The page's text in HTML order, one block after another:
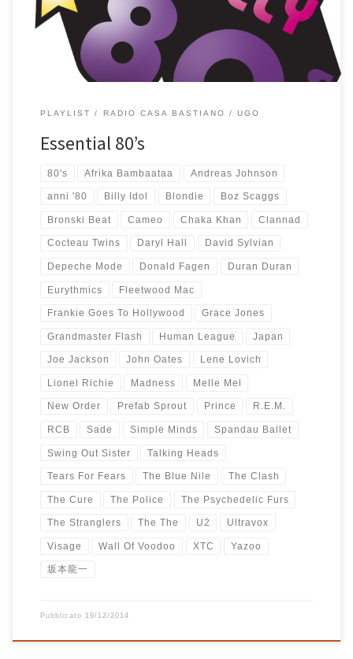
ricordi dei mitici anni 80. […]
PLAYLIST RADIO CASA BASTIANO UGO
Essential 80’s
80's Afrika Bambaataa Andreas Johnson
anni '80 Billy Idol Blondie Boz Scaggs
Bronski Beat Cameo Chaka Khan Clannad
Cocteau Twins Daryl Hall David Sylvian
Depeche Mode Donald Fagen Duran Duran
Eurythmics Fleetwood Mac
Frankie Goes To Hollywood Grace Jones
Grandmaster Flash Human League Japan
Joe Jackson John Oates Lene Lovich
Lionel Richie Madness Melle Mel
New Order Prefab Sprout Prince R.E.M.
RCB Sade Simple Minds Spandau Ballet
Swing Out Sister Talking Heads
Tears For Fears The Blue Nile The Clash
The Cure The Police The Psychedelic Furs
The Stranglers The The U2 Ultravox
Visage Wall Of Voodoo XTC Yazoo
坂本龍一
Pubblicato 19/12/2014